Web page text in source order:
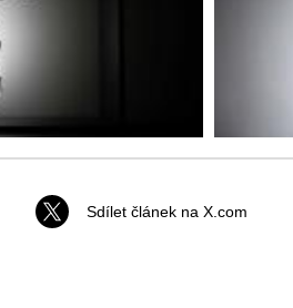
Sdílet článek na X.com